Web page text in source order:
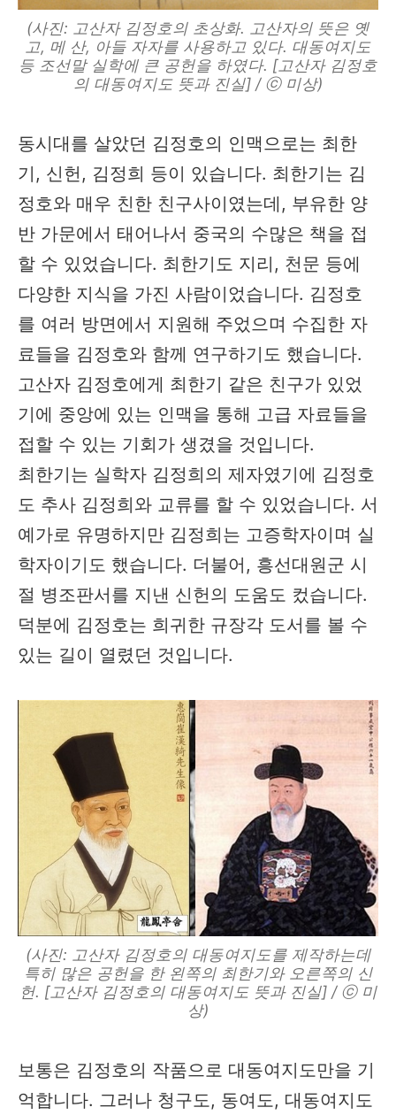
(사진: 고산자 김정호의 초상화. 고산자의 뜻은 옛
고, 메 산, 아들 자자를 사용하고 있다. 대동여지도
등 조선말 실학에 큰 공헌을 하였다. [고산자 김정호
의 대동여지도 뜻과 진실] / ⓒ 미상)
동시대를 살았던 김정호의 인맥으로는 최한
기, 신헌, 김정희 등이 있습니다. 최한기는 김
정호와 매우 친한 친구사이였는데, 부유한 양
반 가문에서 태어나서 중국의 수많은 책을 접
할 수 있었습니다. 최한기도 지리, 천문 등에
다양한 지식을 가진 사람이었습니다. 김정호
를 여러 방면에서 지원해 주었으며 수집한 자
료들을 김정호와 함께 연구하기도 했습니다.
고산자 김정호에게 최한기 같은 친구가 있었
기에 중앙에 있는 인맥을 통해 고급 자료들을
접할 수 있는 기회가 생겼을 것입니다.
최한기는 실학자 김정희의 제자였기에 김정호
도 추사 김정희와 교류를 할 수 있었습니다. 서
예가로 유명하지만 김정희는 고증학자이며 실
학자이기도 했습니다. 더불어, 흥선대원군 시
절 병조판서를 지낸 신헌의 도움도 컸습니다.
덕분에 김정호는 희귀한 규장각 도서를 볼 수
있는 길이 열렸던 것입니다.
(사진: 고산자 김정호의 대동여지도를 제작하는데
특히 많은 공헌을 한 왼쪽의 최한기와 오른쪽의 신
헌. [고산자 김정호의 대동여지도 뜻과 진실] / ⓒ 미
상)
보통은 김정호의 작품으로 대동여지도만을 기
억합니다. 그러나 청구도, 동여도, 대동여지도